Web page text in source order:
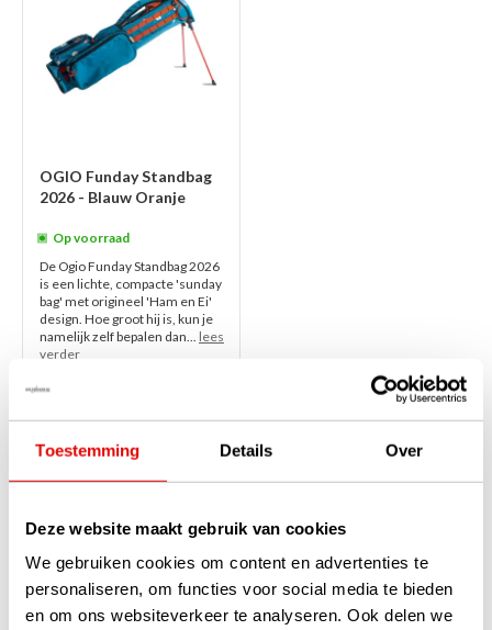
Toestemming Details Over
Deze website maakt gebruik van cookies
We gebruiken cookies om content en advertenties te
personaliseren, om functies voor social media te bieden
en om ons websiteverkeer te analyseren. Ook delen we
OGIO Funday Standbag
2026 - Blauw Oranje
Op voorraad
De Ogio Funday Standbag 2026
is een lichte, compacte 'sunday
bag' met origineel 'Ham en Ei'
design. Hoe groot hij is, kun je
namelijk zelf bepalen dan... lees
verder
€149,00
Pagina 1 van 1